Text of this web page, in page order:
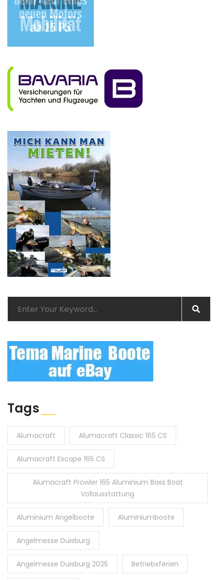
Tags
Alumacraft Alumacraft Classic 165 CS
Alumacraft Escape 165 CS
Alumacraft Prowler 165 Aluminium Bass Boat
Vollausstattung
Aluminium Angelboote Aluminiumboote
Angelmesse Duisburg
Angelmesse Duisburg 2025 Betriebsferien